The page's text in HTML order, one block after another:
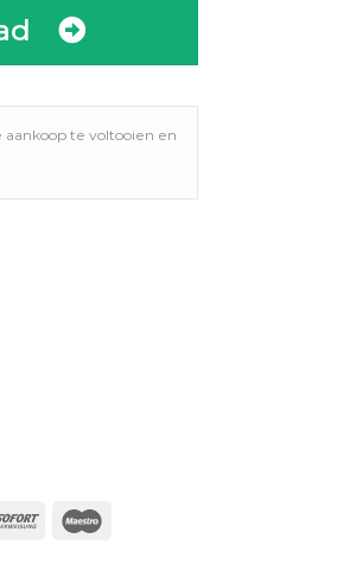
aankoop te voltooien en